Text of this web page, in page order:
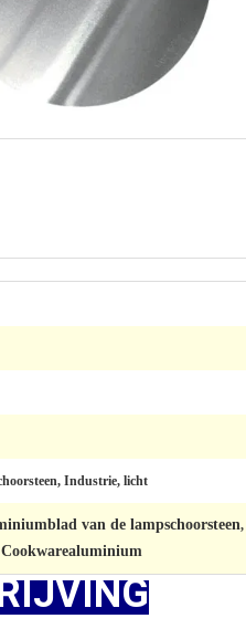
Industrie, licht
van de lampschoorsteen,